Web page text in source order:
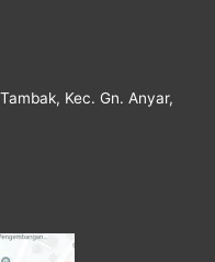
Kec. Gn. Anyar,